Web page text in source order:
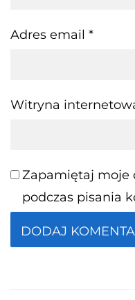
Adres email *
Witryna
Zapamiętaj moje
podczas pisania